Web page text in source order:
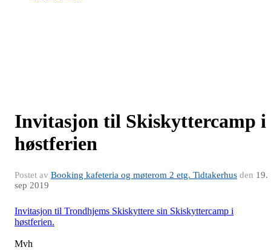
Invitasjon til Skiskyttercamp i
høstferien
Postet av Booking kafeteria og møterom 2 etg. Tidtakerhus den 19.
sep 2019
Invitasjon til Trondhjems Skiskyttere sin Skiskyttercamp i
høstferien.
Mvh